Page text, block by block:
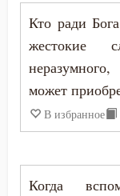
Беспечность
Бесы
Благодарность
Благодать
Василий
Григорий
Ефрем Сирин
Игнатий
Иларион
Иоанн
Кто ради
жестокие
может
В избранное
Когда